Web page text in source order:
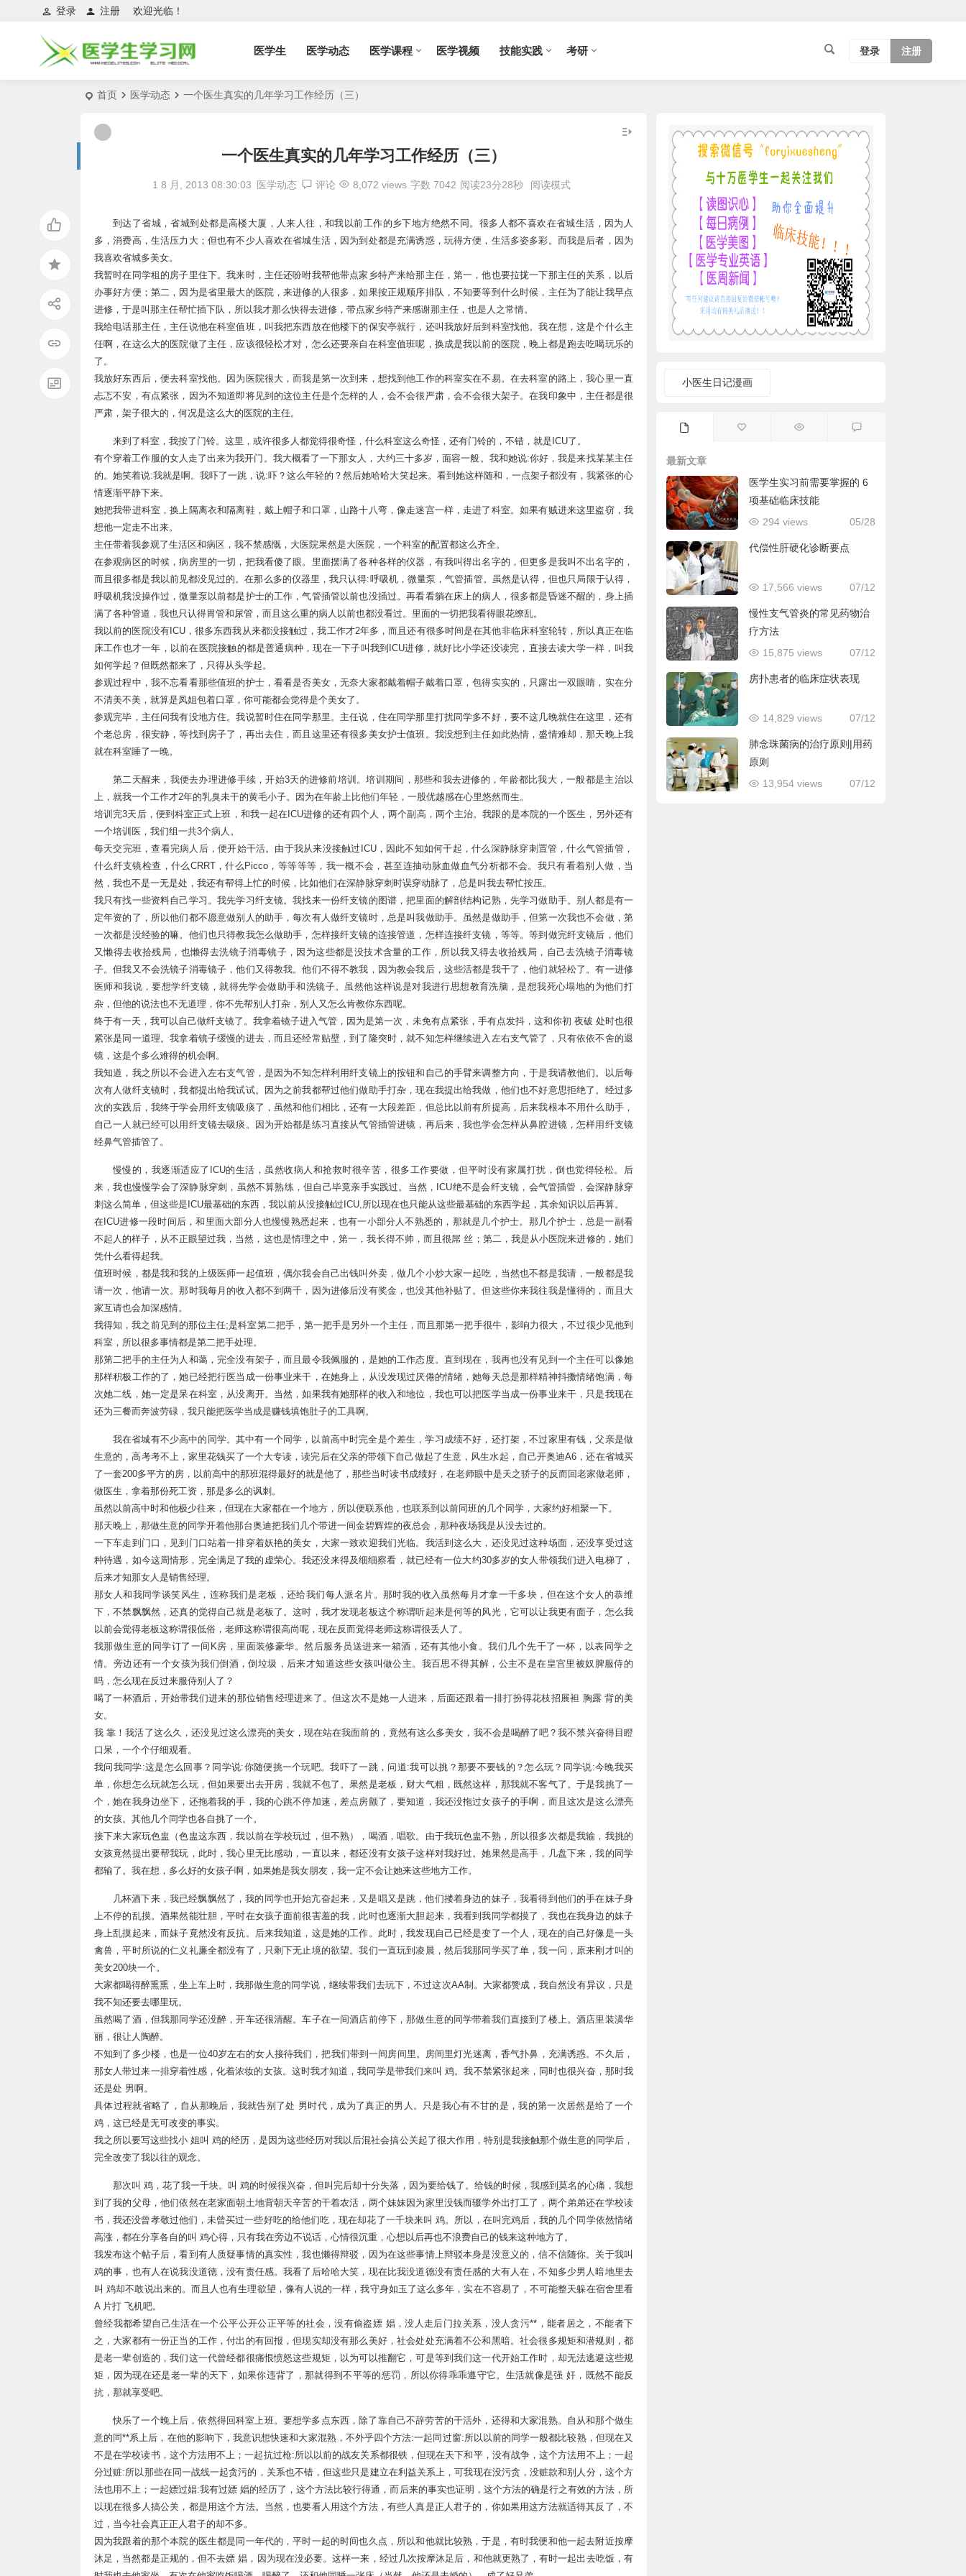
欢迎光临！
登录 注册
医学生 医学动态 医学课程 医学视频 技能实践 考研 登录 注册
首页 医学动态 一个医生真实的几年学习工作经历（三）
一个医生真实的几年学习工作经历（三）
1 8 月, 2013 08:30:03 医学动态 评论 8,072 views 字数 7042 阅读23分28秒 阅读模式
到达了省城，省城到处都是高楼大厦，人来人往，和我以前工作的乡下地方绝然不同。很多人都不喜欢在省城生活，因为人
多，消费高，生活压力大；但也有不少人喜欢在省城生活，因为到处都是充满诱惑，玩得方便，生活多姿多彩。而我是后者，因为
我喜欢省城多美女。
我暂时在同学租的房子里住下。我来时，主任还吩咐我帮他带点家乡特产来给那主任，第一，他也要拉拢一下那主任的关系，以后
办事好方便；第二，因为是省里最大的医院，来进修的人很多，如果按正规顺序排队，不知要等到什么时候，主任为了能让我早点
进修，于是叫那主任帮忙插下队，所以我才那么快得去进修，带点家乡特产来感谢那主任，也是人之常情。
我给电话那主任，主任说他在科室值班，叫我把东西放在他楼下的保安亭就行，还叫我放好后到科室找他。我在想，这是个什么主
任啊，在这么大的医院做了主任，应该很轻松才对，怎么还要亲自在科室值班呢，换成是我以前的医院，晚上都是跑去吃喝玩乐的
了。
我放好东西后，便去科室找他。因为医院很大，而我是第一次到来，想找到他工作的科室实在不易。在去科室的路上，我心里一直
忐忑不安，有点紧张，因为不知道即将见到的这位主任是个怎样的人，会不会很严肃，会不会很大架子。在我印象中，主任都是很
严肃，架子很大的，何况是这么大的医院的主任。
来到了科室，我按了门铃。这里，或许很多人都觉得很奇怪，什么科室这么奇怪，还有门铃的，不错，就是ICU了。
有个穿着工作服的女人走了出来为我开门。我大概看了一下那女人，大约三十多岁，面容一般。我和她说:你好，我是来找某某主任
的。她笑着说:我就是啊。我吓了一跳，说:吓？这么年轻的？然后她哈哈大笑起来。看到她这样随和，一点架子都没有，我紧张的心
情逐渐平静下来。
她把我带进科室，换上隔离衣和隔离鞋，戴上帽子和口罩，山路十八弯，像走迷宫一样，走进了科室。如果有贼进来这里盗窃，我
想他一定走不出来。
主任带着我参观了生活区和病区，我不禁感慨，大医院果然是大医院，一个科室的配置都这么齐全。
在参观病区的时候，病房里的一切，把我看傻了眼。里面摆满了各种各样的仪器，有我叫得出名字的，但更多是我叫不出名字的，
而且很多都是我以前见都没见过的。在那么多的仪器里，我只认得:呼吸机，微量泵，气管插管。虽然是认得，但也只局限于认得，
呼吸机我没操作过，微量泵以前都是护士的工作，气管插管以前也没插过。再看看躺在床上的病人，很多都是昏迷不醒的，身上插
满了各种管道，我也只认得胃管和尿管，而且这么重的病人以前也都没看过。里面的一切把我看得眼花缭乱。
我以前的医院没有ICU，很多东西我从来都没接触过，我工作才2年多，而且还有很多时间是在其他非临床科室轮转，所以真正在临
床工作也才一年，以前在医院接触的都是普通病种，现在一下子叫我到ICU进修，就好比小学还没读完，直接去读大学一样，叫我
如何学起？但既然都来了，只得从头学起。
参观过程中，我不忘看看那些值班的护士，看看是否美女，无奈大家都戴着帽子戴着口罩，包得实实的，只露出一双眼睛，实在分
不清美不美，就算是凤姐包着口罩，你可能都会觉得是个美女了。
参观完毕，主任问我有没地方住。我说暂时住在同学那里。主任说，住在同学那里打扰同学多不好，要不这几晚就住在这里，还有
个老总房，很安静，等找到房子了，再出去住，而且这里还有很多美女护士值班。我没想到主任如此热情，盛情难却，那天晚上我
就在科室睡了一晚。
第二天醒来，我便去办理进修手续，开始3天的进修前培训。培训期间，那些和我去进修的，年龄都比我大，一般都是主治以
上，就我一个工作才2年的乳臭未干的黄毛小子。因为在年龄上比他们年轻，一股优越感在心里悠然而生。
培训完3天后，便到科室正式上班，和我一起在ICU进修的还有四个人，两个副高，两个主治。我跟的是本院的一个医生，另外还有
一个培训医，我们组一共3个病人。
每天交完班，查看完病人后，便开始干活。由于我从来没接触过ICU，因此不知如何干起，什么深静脉穿刺置管，什么气管插管，
什么纤支镜检查，什么CRRT，什么Picco，等等等等，我一概不会，甚至连抽动脉血做血气分析都不会。我只有看着别人做，当
然，我也不是一无是处，我还有帮得上忙的时候，比如他们在深静脉穿刺时误穿动脉了，总是叫我去帮忙按压。
我只有找一些资料自己学习。我先学习纤支镜。我找来一份纤支镜的图谱，把里面的解剖结构记熟，先学习做助手。别人都是有一
定年资的了，所以他们都不愿意做别人的助手，每次有人做纤支镜时，总是叫我做助手。虽然是做助手，但第一次我也不会做，第
一次都是没经验的嘛。他们也只得教我怎么做助手，怎样接纤支镜的连接管道，怎样连接纤支镜，等等。等到做完纤支镜后，他们
又懒得去收拾残局，也懒得去洗镜子消毒镜子，因为这些都是没技术含量的工作，所以我又得去收拾残局，自己去洗镜子消毒镜
子。但我又不会洗镜子消毒镜子，他们又得教我。他们不得不教我，因为教会我后，这些活都是我干了，他们就轻松了。有一进修
医师和我说，要想学纤支镜，就得先学会做助手和洗镜子。虽然他这样说是对我进行思想教育洗脑，是想我死心塌地的为他们打
杂，但他的说法也不无道理，你不先帮别人打杂，别人又怎么肯教你东西呢。
终于有一天，我可以自己做纤支镜了。我拿着镜子进入气管，因为是第一次，未免有点紧张，手有点发抖，这和你初 夜破 处时也很
紧张是同一道理。我拿着镜子缓慢的进去，而且还经常贴壁，到了隆突时，就不知怎样继续进入左右支气管了，只有依依不舍的退
镜，这是个多么难得的机会啊。
我知道，我之所以不会进入左右支气管，是因为不知怎样利用纤支镜上的按钮和自己的手臂来调整方向，于是我请教他们。以后每
次有人做纤支镜时，我都提出给我试试。因为之前我都帮过他们做助手打杂，现在我提出给我做，他们也不好意思拒绝了。经过多
次的实践后，我终于学会用纤支镜吸痰了，虽然和他们相比，还有一大段差距，但总比以前有所提高，后来我根本不用什么助手，
自己一人就已经可以用纤支镜去吸痰。因为开始都是练习直接从气管插管进镜，再后来，我也学会怎样从鼻腔进镜，怎样用纤支镜
经鼻气管插管了。
慢慢的，我逐渐适应了ICU的生活，虽然收病人和抢救时很辛苦，很多工作要做，但平时没有家属打扰，倒也觉得轻松。后
来，我也慢慢学会了深静脉穿刺，虽然不算熟练，但自己毕竟亲手实践过。当然，ICU绝不是会纤支镜，会气管插管，会深静脉穿
刺这么简单，但这些是ICU最基础的东西，我以前从没接触过ICU,所以现在也只能从这些最基础的东西学起，其余知识以后再算。
在ICU进修一段时间后，和里面大部分人也慢慢熟悉起来，也有一小部分人不熟悉的，那就是几个护士。那几个护士，总是一副看
不起人的样子，从不正眼望过我，当然，这也是情理之中，第一，我长得不帅，而且很屌 丝；第二，我是从小医院来进修的，她们
凭什么看得起我。
值班时候，都是我和我的上级医师一起值班，偶尔我会自己出钱叫外卖，做几个小炒大家一起吃，当然也不都是我请，一般都是我
请一次，他请一次。那时我每月的收入都不到两千，因为进修后没有奖金，也没其他补贴了。但这些你来我往我是懂得的，而且大
家互请也会加深感情。
我得知，我之前见到的那位主任;是科室第二把手，第一把手是另外一个主任，而且那第一把手很牛，影响力很大，不过很少见他到
科室，所以很多事情都是第二把手处理。
那第二把手的主任为人和蔼，完全没有架子，而且最令我佩服的，是她的工作态度。直到现在，我再也没有见到一个主任可以像她
那样积极工作的了，她已经把行医当成一份事业来干，在她身上，从没发现过厌倦的情绪，她每天总是那样精神抖擞情绪饱满，每
次她二线，她一定是呆在科室，从没离开。当然，如果我有她那样的收入和地位，我也可以把医学当成一份事业来干，只是我现在
还为三餐而奔波劳碌，我只能把医学当成是赚钱填饱肚子的工具啊。
我在省城有不少高中的同学。其中有一个同学，以前高中时完全是个差生，学习成绩不好，还打架，不过家里有钱，父亲是做
生意的，高考考不上，家里花钱买了一个大专读，读完后在父亲的带领下自己做起了生意，风生水起，自己开奥迪A6，还在省城买
了一套200多平方的房，以前高中的那班混得最好的就是他了，那些当时读书成绩好，在老师眼中是天之骄子的反而回老家做老师，
做医生，拿着那份死工资，那是多么的讽刺。
虽然以前高中时和他极少往来，但现在大家都在一个地方，所以便联系他，也联系到以前同班的几个同学，大家约好相聚一下。
那天晚上，那做生意的同学开着他那台奥迪把我们几个带进一间金碧辉煌的夜总会，那种夜场我是从没去过的。
一下车走到门口，见到门口站着一排穿着妖艳的美女，大家一致欢迎我们光临。我活到这么大，还没见过这种场面，还没享受过这
种待遇，如今这周情形，完全满足了我的虚荣心。我还没来得及细细察看，就已经有一位大约30多岁的女人带领我们进入电梯了，
后来才知那女人是销售经理。
那女人和我同学谈笑风生，连称我们是老板，还给我们每人派名片。那时我的收入虽然每月才拿一千多块，但在这个女人的恭维
下，不禁飘飘然，还真的觉得自己就是老板了。这时，我才发现老板这个称谓听起来是何等的风光，它可以让我更有面子，怎么我
以前会觉得老板这称谓很低俗，老师这称谓很高尚呢，现在反而觉得老师这称谓很丢人了。
我那做生意的同学订了一间K房，里面装修豪华。然后服务员送进来一箱酒，还有其他小食。我们几个先干了一杯，以表同学之
情。旁边还有一个女孩为我们倒酒，倒垃圾，后来才知道这些女孩叫做公主。我百思不得其解，公主不是在皇宫里被奴脾服侍的
吗，怎么现在反过来服侍别人了？
喝了一杯酒后，开始带我们进来的那位销售经理进来了。但这次不是她一人进来，后面还跟着一排打扮得花枝招展袒 胸露 背的美
女。
我 靠！我活了这么久，还没见过这么漂亮的美女，现在站在我面前的，竟然有这么多美女，我不会是喝醉了吧？我不禁兴奋得目瞪
口呆，一个个仔细观看。
我问我同学:这是怎么回事？同学说:你随便挑一个玩吧。我吓了一跳，问道:我可以挑？那要不要钱的？怎么玩？同学说:今晚我买
单，你想怎么玩就怎么玩，但如果要出去开房，我就不包了。果然是老板，财大气粗，既然这样，那我就不客气了。于是我挑了一
个，她在我身边坐下，还拖着我的手，我的心跳不停加速，差点房颤了，要知道，我还没拖过女孩子的手啊，而且这次是这么漂亮
的女孩。其他几个同学也各自挑了一个。
接下来大家玩色盅（色盅这东西，我以前在学校玩过，但不熟），喝酒，唱歌。由于我玩色盅不熟，所以很多次都是我输，我挑的
女孩竟然提出要帮我玩，此时，我心里无比感动，一直以来，都还没有女孩子这样对我好过。她果然是高手，几盘下来，我的同学
都输了。我在想，多么好的女孩子啊，如果她是我女朋友，我一定不会让她来这些地方工作。
几杯酒下来，我已经飘飘然了，我的同学也开始亢奋起来，又是唱又是跳，他们搂着身边的妹子，我看得到他们的手在妹子身
上不停的乱摸。酒果然能壮胆，平时在女孩子面前很害羞的我，此时也逐渐大胆起来，我看到我同学都摸了，我也在我身边的妹子
身上乱摸起来，而妹子竟然没有反抗。后来我知道，这是她的工作。此时，我发现自己已经是变了一个人，现在的自己好像是一头
禽兽，平时所说的仁义礼廉全都没有了，只剩下无止境的欲望。我们一直玩到凌晨，然后我那同学买了单，我一问，原来刚才叫的
美女200块一个。
大家都喝得醉熏熏，坐上车上时，我那做生意的同学说，继续带我们去玩下，不过这次AA制。大家都赞成，我自然没有异议，只是
我不知还要去哪里玩。
虽然喝了酒，但我那同学还没醉，开车还很清醒。车子在一间酒店前停下，那做生意的同学带着我们直接到了楼上。酒店里装潢华
丽，很让人陶醉。
不知到了多少楼，也是一位40岁左右的女人接待我们，把我们带到一间房间里。房间里灯光迷离，香气扑鼻，充满诱惑。不久后，
那女人带过来一排穿着性感，化着浓妆的女孩。这时我才知道，我同学是带我们来叫 鸡。我不禁紧张起来，同时也很兴奋，那时我
还是处 男啊。
具体过程就省略了，自从那晚后，我就告别了处 男时代，成为了真正的男人。只是我心有不甘的是，我的第一次居然是给了一个
鸡，这已经是无可改变的事实。
我之所以要写这些找小 姐叫 鸡的经历，是因为这些经历对我以后混社会搞公关起了很大作用，特别是我接触那个做生意的同学后，
完全改变了我以往的观念。
那次叫 鸡，花了我一千块。叫 鸡的时候很兴奋，但叫完后却十分失落，因为要给钱了。给钱的时候，我感到莫名的心痛，我想
到了我的父母，他们依然在老家面朝土地背朝天辛苦的干着农活，两个妹妹因为家里没钱而辍学外出打工了，两个弟弟还在学校读
书，我还没曾孝敬过他们，未曾买过一些好吃的给他们吃，现在却花了一千块来叫 鸡。所以，在叫完鸡后，我的几个同学依然情绪
高涨，都在分享各自的叫 鸡心得，只有我在旁边不说话，心情很沉重，心想以后再也不浪费自己的钱来这种地方了。
我发布这个帖子后，看到有人质疑事情的真实性，我也懒得辩驳，因为在这些事情上辩驳本身是没意义的，信不信随你。关于我叫
鸡的事，也有人在说我没道德，没有责任感。我看了后哈哈大笑，现在比我没道德没有责任感的大有人在，不知多少男人暗地里去
叫 鸡却不敢说出来的。而且人也有生理欲望，像有人说的一样，我守身如玉了这么多年，实在不容易了，不可能整天躲在宿舍里看
A 片打 飞机吧。
曾经我都希望自己生活在一个公平公开公正平等的社会，没有偷盗嫖 娼，没人走后门拉关系，没人贪污**，能者居之，不能者下
之，大家都有一份正当的工作，付出的有回报，但现实却没有那么美好，社会处处充满着不公和黑暗。社会很多规矩和潜规则，都
是老一辈创造的，我们这一代曾经都很痛恨愤怒这些规矩，以为可以推翻它，可是等到我们这一代开始工作时，却无法逃避这些规
矩，因为现在还是老一辈的天下，如果你违背了，那就得到不平等的惩罚，所以你得乖乖遵守它。生活就像是强 奸，既然不能反
抗，那就享受吧。
快乐了一个晚上后，依然得回科室上班。要想学多点东西，除了靠自己不辞劳苦的干活外，还得和大家混熟。自从和那个做生
意的同**系上后，在他的影响下，我意识想快速和大家混熟，不外乎四个方法:一起同过窗:所以以前的同学一般都比较熟，但现在又
不是在学校读书，这个方法用不上；一起抗过枪:所以以前的战友关系都很铁，但现在天下和平，没有战争，这个方法用不上；一起
分过赃:所以那些在同一战线一起贪污的，关系也不错，但这些只是建立在利益关系上，可我现在没污贪，没赃款和别人分，这个方
法也用不上；一起嫖过娼:我有过嫖 娼的经历了，这个方法比较行得通，而后来的事实也证明，这个方法的确是行之有效的方法，所
以现在很多人搞公关，都是用这个方法。当然，也要看人用这个方法，有些人真是正人君子的，你如果用这方法就适得其反了，不
过，当今社会真正正人君子的却不多。
因为我跟着的那个本院的医生都是同一年代的，平时一起的时间也久点，所以和他就比较熟，于是，有时我便和他一起去附近按摩
沐足，当然都是正规的，但不去嫖 娼，因为现在没必要。这样一来，经过几次按摩沐足后，和他就更熟了，有时一起出去吃饭，有
小医生日记漫画
最新文章
医学生实习前需要掌握的 6
项基础临床技能
05/28
294 views
代偿性肝硬化诊断要点
07/12
17,566 views
慢性支气管炎的常见药物治
疗方法
07/12
15,875 views
房扑患者的临床症状表现
07/12
14,829 views
肺念珠菌病的治疗原则|用药
原则
07/12
13,954 views